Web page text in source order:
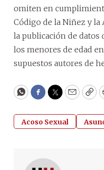
omiten en
Código de la Niñez y la
la publicación de
los menores de edad
supuestos autores de
WhatsApp
Facebook
Twitter
Email
Acoso Sexual